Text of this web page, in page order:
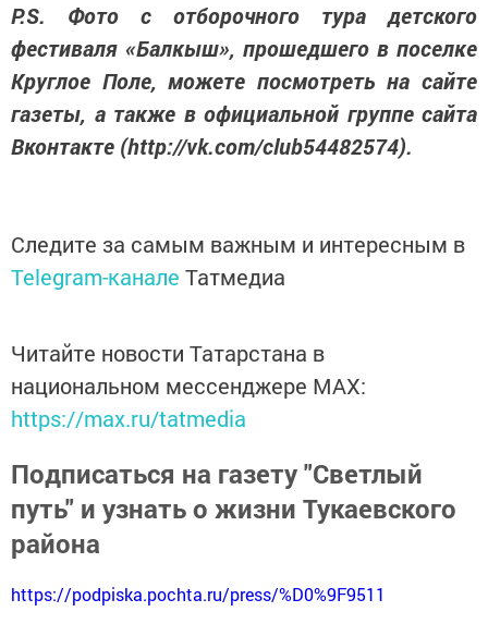
Р.S. Фото с отборочного тура детского
фестиваля «Балкыш», прошедшего в поселке
Круглое Поле, можете посмотреть на сайте
газеты, а также в официальной группе сайта
Вконтакте (http://vk.com/club54482574).
Следите за самым важным и интересным в
Telegram-канале Татмедиа
Читайте новости Татарстана в
национальном мессенджере MАХ:
https://max.ru/tatmedia
Подписаться на газету "Светлый
путь" и узнать о жизни Тукаевского
района
https://podpiska.pochta.ru/press/%D0%9F9511